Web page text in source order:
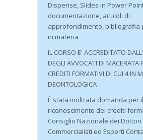
Dispense, Slides in Power
documentazione, articoli di
approfondimento, bibliografia
in materia
IL CORSO E' ACCREDITATO
DEGLI AVVOCATI DI MACERATA
CREDITI FORMATIVI DI CUI 4 IN
DEONTOLOGICA
È stata inoltrata domanda per il
riconoscimento dei crediti
Consiglio Nazionale dei Dottori
Commercialisti ed Esperti